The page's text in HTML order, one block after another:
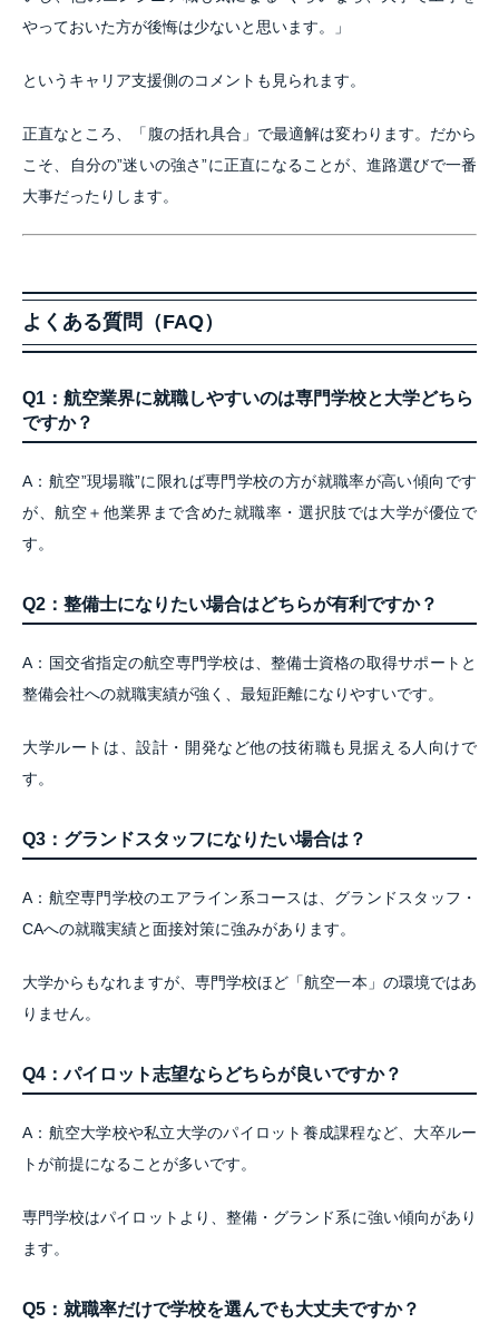
やっておいた方が後悔は少ないと思います。」
というキャリア支援側のコメントも見られます。
正直なところ、「腹の括れ具合」で最適解は変わります。だから
こそ、自分の”迷いの強さ”に正直になることが、進路選びで一番
大事だったりします。
よくある質問（FAQ）
Q1：航空業界に就職しやすいのは専門学校と大学どちら
ですか？
A：航空”現場職”に限れば専門学校の方が就職率が高い傾向です
が、航空＋他業界まで含めた就職率・選択肢では大学が優位で
す。
Q2：整備士になりたい場合はどちらが有利ですか？
A：国交省指定の航空専門学校は、整備士資格の取得サポートと
整備会社への就職実績が強く、最短距離になりやすいです。
大学ルートは、設計・開発など他の技術職も見据える人向けで
す。
Q3：グランドスタッフになりたい場合は？
A：航空専門学校のエアライン系コースは、グランドスタッフ・
CAへの就職実績と面接対策に強みがあります。
大学からもなれますが、専門学校ほど「航空一本」の環境ではあ
りません。
Q4：パイロット志望ならどちらが良いですか？
A：航空大学校や私立大学のパイロット養成課程など、大卒ルー
トが前提になることが多いです。
専門学校はパイロットより、整備・グランド系に強い傾向があり
ます。
Q5：就職率だけで学校を選んでも大丈夫ですか？